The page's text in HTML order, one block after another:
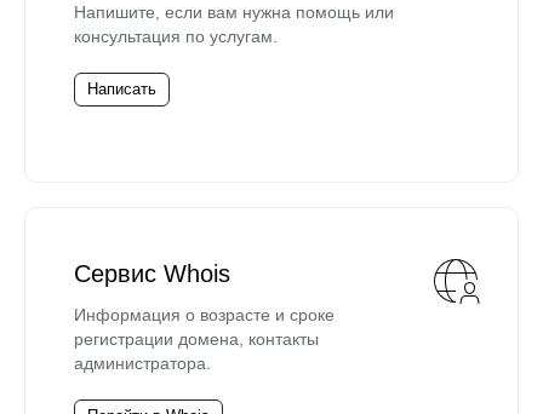
Напишите, если вам нужна помощь или
консультация по услугам.
Написать
Сервис Whois
Информация о возрасте и сроке
регистрации домена, контакты
администратора.